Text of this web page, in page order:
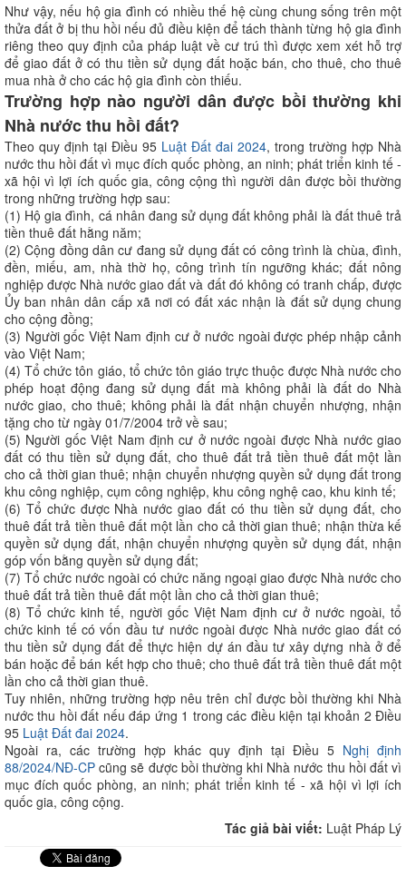
Như vậy, nếu hộ gia đình có nhiều thế hệ cùng chung sống trên một
thửa đất ở bị thu hồi nếu đủ điều kiện để tách thành từng hộ gia đình
riêng theo quy định của pháp luật về cư trú thì được xem xét hỗ trợ
để giao đất ở có thu tiền sử dụng đất hoặc bán, cho thuê, cho thuê
mua nhà ở cho các hộ gia đình còn thiếu.
Trường hợp nào người dân được bồi thường khi
Nhà nước thu hồi đất?
Theo quy định tại Điều 95 Luật Đất đai 2024, trong trường hợp Nhà
nước thu hồi đất vì mục đích quốc phòng, an ninh; phát triển kinh tế -
xã hội vì lợi ích quốc gia, công cộng thì người dân được bồi thường
trong những trường hợp sau:
(1) Hộ gia đình, cá nhân đang sử dụng đất không phải là đất thuê trả
tiền thuê đất hằng năm;
(2) Cộng đồng dân cư đang sử dụng đất có công trình là chùa, đình,
đền, miếu, am, nhà thờ họ, công trình tín ngưỡng khác; đất nông
nghiệp được Nhà nước giao đất và đất đó không có tranh chấp, được
Ủy ban nhân dân cấp xã nơi có đất xác nhận là đất sử dụng chung
cho cộng đồng;
(3) Người gốc Việt Nam định cư ở nước ngoài được phép nhập cảnh
vào Việt Nam;
(4) Tổ chức tôn giáo, tổ chức tôn giáo trực thuộc được Nhà nước cho
phép hoạt động đang sử dụng đất mà không phải là đất do Nhà
nước giao, cho thuê; không phải là đất nhận chuyển nhượng, nhận
tặng cho từ ngày 01/7/2004 trở về sau;
(5) Người gốc Việt Nam định cư ở nước ngoài được Nhà nước giao
đất có thu tiền sử dụng đất, cho thuê đất trả tiền thuê đất một lần
cho cả thời gian thuê; nhận chuyển nhượng quyền sử dụng đất trong
khu công nghiệp, cụm công nghiệp, khu công nghệ cao, khu kinh tế;
(6) Tổ chức được Nhà nước giao đất có thu tiền sử dụng đất, cho
thuê đất trả tiền thuê đất một lần cho cả thời gian thuê; nhận thừa kế
quyền sử dụng đất, nhận chuyển nhượng quyền sử dụng đất, nhận
góp vốn bằng quyền sử dụng đất;
(7) Tổ chức nước ngoài có chức năng ngoại giao được Nhà nước cho
thuê đất trả tiền thuê đất một lần cho cả thời gian thuê;
(8) Tổ chức kinh tế, người gốc Việt Nam định cư ở nước ngoài, tổ
chức kinh tế có vốn đầu tư nước ngoài được Nhà nước giao đất có
thu tiền sử dụng đất để thực hiện dự án đầu tư xây dựng nhà ở để
bán hoặc để bán kết hợp cho thuê; cho thuê đất trả tiền thuê đất một
lần cho cả thời gian thuê.
Tuy nhiên, những trường hợp nêu trên chỉ được bồi thường khi Nhà
nước thu hồi đất nếu đáp ứng 1 trong các điều kiện tại khoản 2 Điều
95 Luật Đất đai 2024.
Ngoài ra, các trường hợp khác quy định tại Điều 5 Nghị định
88/2024/NĐ-CP cũng sẽ được bồi thường khi Nhà nước thu hồi đất vì
mục đích quốc phòng, an ninh; phát triển kinh tế - xã hội vì lợi ích
quốc gia, công cộng.
Tác giả bài viết: Luật Pháp Lý